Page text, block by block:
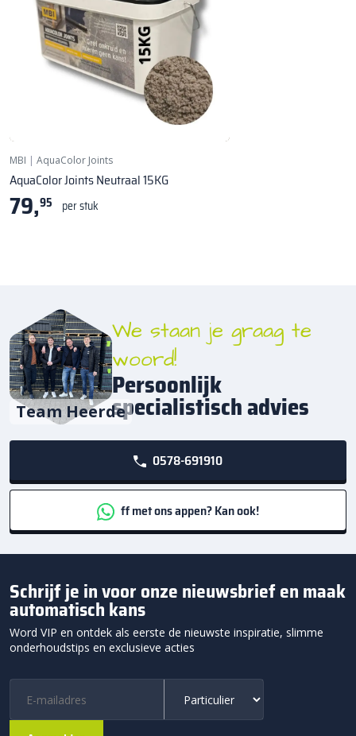
MBI | AquaColor Joints
AquaColor Joints Neutraal 15KG
79,95 per stuk
Team Heerde
We staan je graag te
woord!
Persoonlijk
specialistisch advies
0578-691910
ff met ons appen? Kan ook!
Schrijf je in voor onze nieuwsbrief en maak
automatisch kans
Word VIP en ontdek als eerste de nieuwste inspiratie, slimme
onderhoudstips en exclusieve acties